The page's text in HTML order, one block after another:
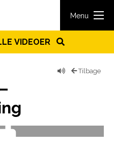
Menu
VIDEOER
Tilbage